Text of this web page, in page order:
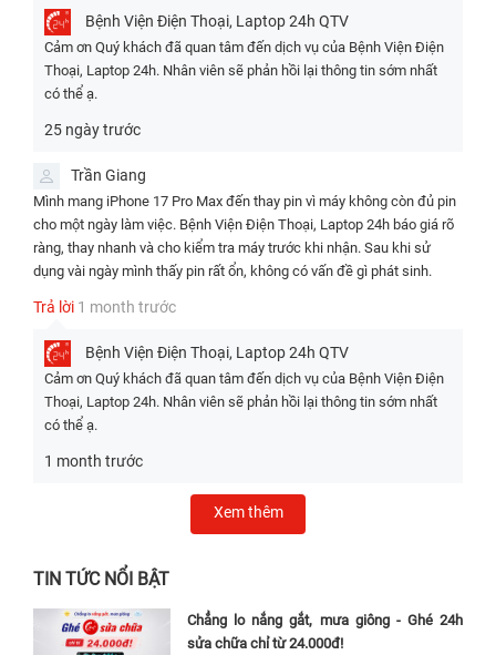
Thời lượng pin vượt trội
gian sử dụng lên đến 39 giờ phát video liên tục. Đây là con số cao
nhất từ trước đến nay trên bất kỳ mẫu iPhone nào. Phiên bản
eSIM-only thậm chí thêm khoảng 2 giờ phát video nhờ tận dụng
không gian khay SIM cũ.
Các điểm nổi bật khác góp phần làm viên pin trở nên hiệu quả hơn:
Thiết kế tối ưu không gian
aerospace-grade nguyên khối, giúp phân bổ nhiệt tốt hơn và tạo
thêm chỗ cho pin lớn mà không làm máy quá nặng.
Hiệu quả năng lượng từ chip A19 Pro : Chip sản xuất trên tiến trình
3nm tiên tiến, kết hợp quản lý năng lượng thông minh của iOS 26,
giúp giảm tiêu hao pin đáng kể dù máy sở hữu màn hình lớn 6.9
inch và hiệu suất mạnh mẽ.
dây MagSafe/Qi2 25W, và sạc ngược 4.5W.
Nhờ những nâng cấp này, iPhone 17 Pro Max không chỉ "trâu" hơn mà
còn duy trì hiệu suất ổn định lâu dài, phù hợp cho nhu cầu sử dụng
nặng như quay video 4K, chơi game đồ họa cao hay đa nhiệm suốt
chắc chắn là một trong những lý do thuyết phục nhất để chọn iPhone
Bệnh Viện Điện Thoại, Laptop 24h QTV
Cảm ơn Quý khách đã quan tâm đến dịch vụ của Bệnh Viện Điện
Thoại, Laptop 24h. Nhân viên sẽ phản hồi lại thông tin sớm nhất
có thể ạ.
25 ngày trước
Trần Giang
Mình mang iPhone 17 Pro Max đến thay pin vì máy không còn đủ pin
cho một ngày làm việc. Bệnh Viện Điện Thoại, Laptop 24h báo giá rõ
ràng, thay nhanh và cho kiểm tra máy trước khi nhận. Sau khi sử
dụng vài ngày mình thấy pin rất ổn, không có vấn đề gì phát sinh.
Trả lời 1 month trước
Bệnh Viện Điện Thoại, Laptop 24h QTV
Cảm ơn Quý khách đã quan tâm đến dịch vụ của Bệnh Viện Điện
Thoại, Laptop 24h. Nhân viên sẽ phản hồi lại thông tin sớm nhất
có thể ạ.
1 month trước
Xem thêm
TIN TỨC NỔI BẬT
Chẳng lo nắng gắt, mưa giông - Ghé 24h
sửa chữa chỉ từ 24.000đ!